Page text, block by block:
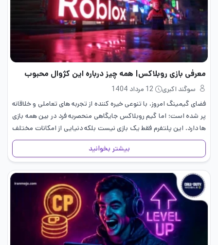
معرفی بازی روبلاکس| همه چیز درباره این کژوال محبوب
سوگند اکبری
12 مرداد 1404
فضای گیمینگ امروز، با تنوعی خیره کننده از تجربه های تعاملی و خلاقانه
پر شده است؛ اما گیم روبلاکس جایگاهی منحصربه فرد در بین همه بازی
ها دارد. این پلتفرم فقط یک بازی نیست بلکه دنیایی از امکانات مختلف
است…
بیشتر بخوانید